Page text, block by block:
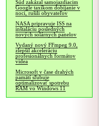
Súd zakázal samojazdiacim
Google taxíkom dobíjanie v
noci, rušili obyvateľov
NASA pripravuje ISS na
inštaláciu posledných
nových solárnych panelov
Vydaný nový FFmpeg 9.0,
zlepšil akceleráciu
profesionálnych formátov
videa
Microsoft v čase drahých
pamätí sľubuje
optimalizovať spotrebu
RAM vo Windows 11